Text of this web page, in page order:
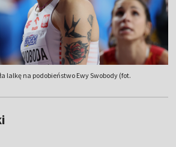
lalkę na podobieństwo Ewy Swobody (fot.